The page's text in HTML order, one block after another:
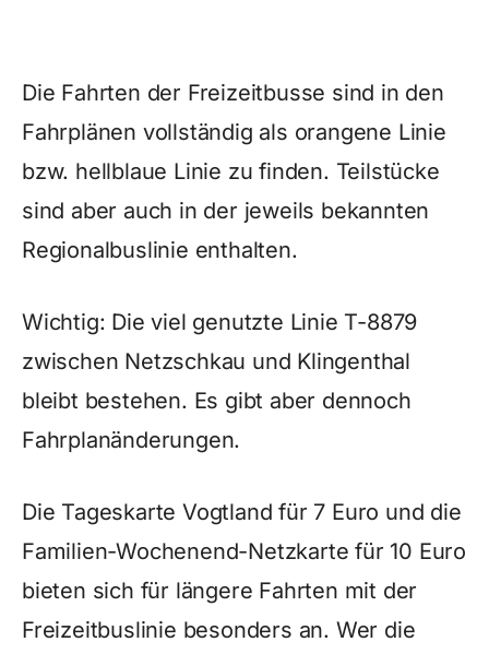
Die Fahrten der Freizeitbusse sind in den
Fahrplänen vollständig als orangene Linie
bzw. hellblaue Linie zu finden. Teilstücke
sind aber auch in der jeweils bekannten
Regionalbuslinie enthalten.
Wichtig: Die viel genutzte Linie T-8879
zwischen Netzschkau und Klingenthal
bleibt bestehen. Es gibt aber dennoch
Fahrplanänderungen.
Die Tageskarte Vogtland für 7 Euro und die
Familien-Wochenend-Netzkarte für 10 Euro
bieten sich für längere Fahrten mit der
Freizeitbuslinie besonders an. Wer die